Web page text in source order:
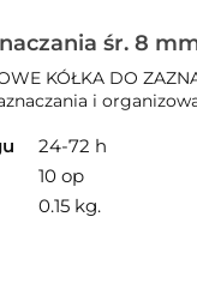
śr. 8
okrągłe z
416
KÓŁKA DO
i
24-72 h
10 op
0.15 kg.